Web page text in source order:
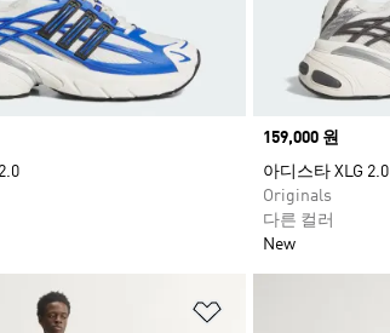
Price
159,000 원
아디스타 XLG 2.0
Originals
다른 컬러
New